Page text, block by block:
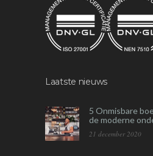
Laatste nieuws
5 Onmisbare
de moderne
21 december 2020